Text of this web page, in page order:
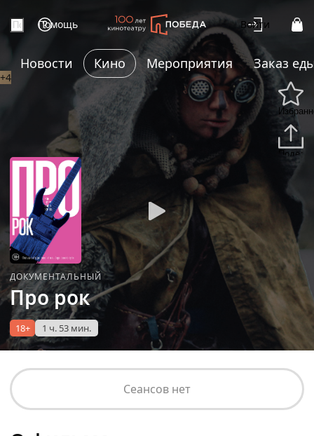
Помощь Войти
Новости Кино Мероприятия Заказ
+4
ДОКУМЕНТАЛЬНЫЙ
Про рок
18+ 1 ч. 53 мин.
Сеансов нет